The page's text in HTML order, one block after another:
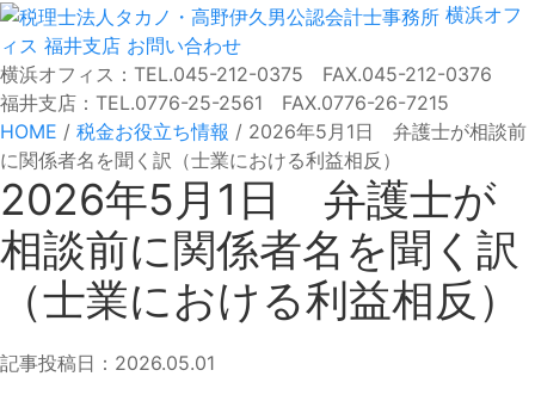
横浜オフ
ィス 福井支店 お問い合わせ
横浜オフィス：TEL.045-212-0375 FAX.045-212-0376
福井支店：TEL.0776-25-2561 FAX.0776-26-7215
HOME / 税金お役立ち情報 / 2026年5月1日 弁護士が相談前
に関係者名を聞く訳（士業における利益相反）
2026年5月1日 弁護士が
相談前に関係者名を聞く訳
（士業における利益相反）
記事投稿日：2026.05.01